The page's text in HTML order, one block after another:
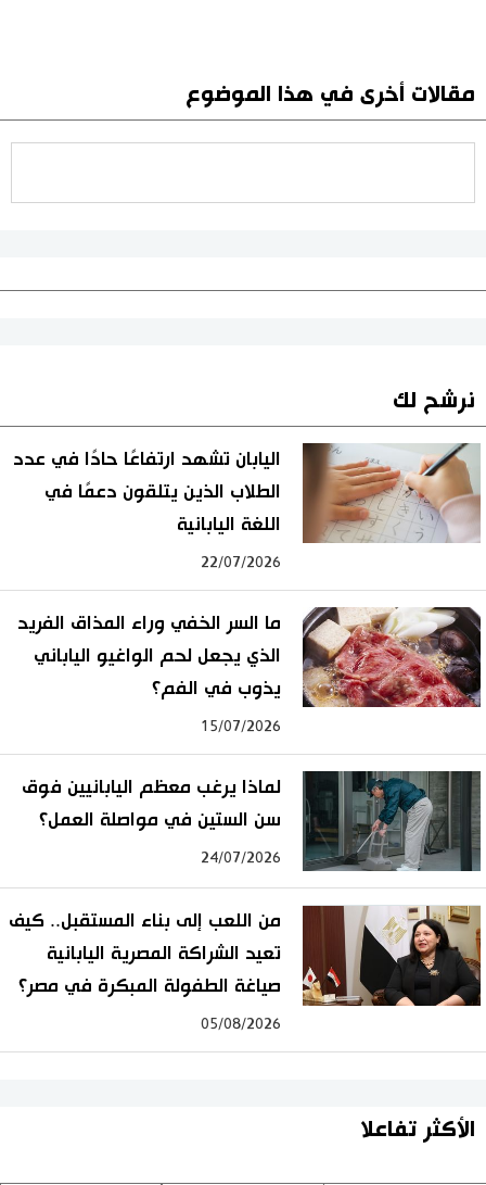
مقالات أخرى في هذا الموضوع
نرشح لك
اليابان تشهد ارتفاعًا حادًا في عدد
الطلاب الذين يتلقون دعمًا في
اللغة اليابانية
22/07/2026
ما السر الخفي وراء المذاق الفريد
الذي يجعل لحم الواغيو الياباني
يذوب في الفم؟
15/07/2026
لماذا يرغب معظم اليابانيين فوق
سن الستين في مواصلة العمل؟
24/07/2026
من اللعب إلى بناء المستقبل.. كيف
تعيد الشراكة المصرية اليابانية
صياغة الطفولة المبكرة في مصر؟
05/08/2026
الأكثر تفاعلا